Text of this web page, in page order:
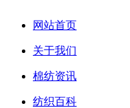
网站首页
关于我们
棉纺资讯
纺织百科